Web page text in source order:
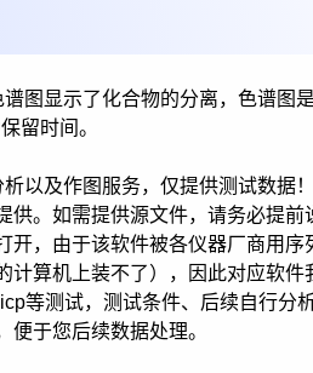
图显示了化合物的分离，色谱图
留时间。
以及作图服务，仅提供测试数据
供。如需提供源文件，请务必提前
开，由于该软件被各仪器厂商用序
计算机上装不了），因此对应软件
等测试，测试条件、后续自行分
便于您后续数据处理。